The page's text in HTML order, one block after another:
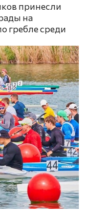
принесли
на
гребле среди